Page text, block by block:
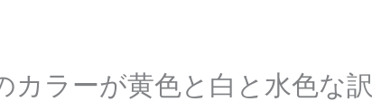
ラーが黄色と白と水色な訳